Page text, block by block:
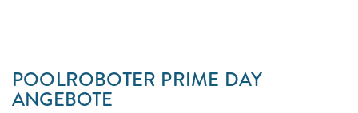
POOLROBOTER PRIME DAY
ANGEBOTE